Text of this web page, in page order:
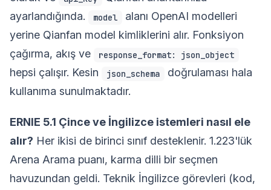
ayarlandığında.
model
alanı OpenAI modelleri
yerine Qianfan model kimliklerini alır. Fonksiyon
çağırma, akış ve
response_format: json_object
hepsi çalışır. Kesin json_schema
doğrulaması hala
kullanıma sunulmaktadır.
ERNIE 5.1 Çince ve İngilizce istemleri nasıl ele
alır? Her ikisi de birinci sınıf desteklenir. 1.223'lük
Arena Arama puanı, karma dilli bir seçmen
havuzundan geldi. Teknik İngilizce görevleri (kod,